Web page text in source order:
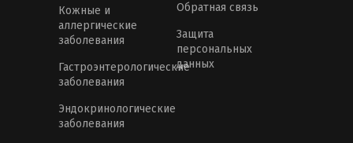
Кожные и
аллергические
заболевания
Гастроэнтерологические
заболевания
Эндокринологические
заболевания
Обратная связь
Защита
персональных
данных